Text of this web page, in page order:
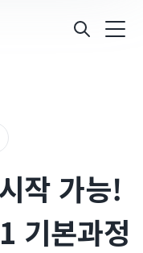
작 가능!
기본과정